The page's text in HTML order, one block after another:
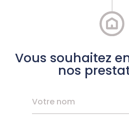
Vous souhaitez
nos